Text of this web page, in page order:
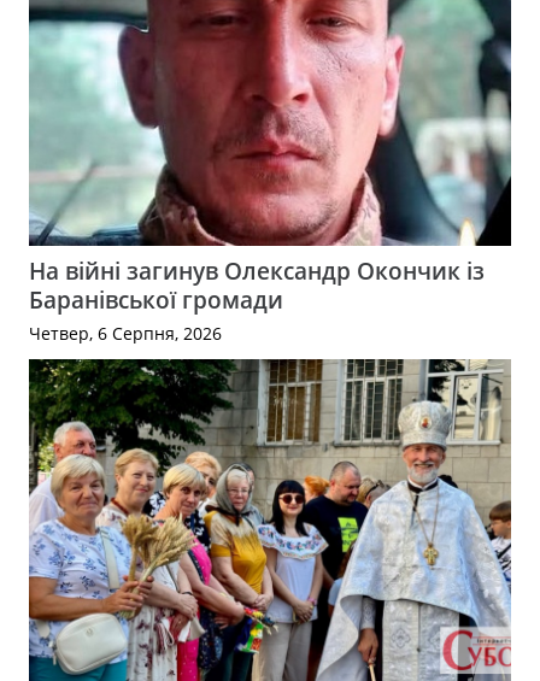
На війні загинув Олександр Окончик із
Баранівської громади
Четвер, 6 Серпня, 2026